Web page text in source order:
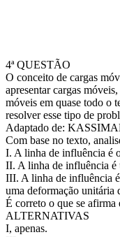
4ª QUESTÃO
O conceito de cargas
apresentar cargas
móveis em quase todo o
resolver esse tipo de
Adaptado de:
Com base no texto,
I. A linha de influência é
II. A linha de influência é
III. A linha de influência
uma deformação unitária
É correto o que se afirma
ALTERNATIVAS
I, apenas.